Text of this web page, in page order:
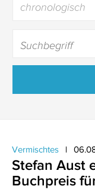
chronologisch
Vermischtes
Stefan Aust
Buchpreis